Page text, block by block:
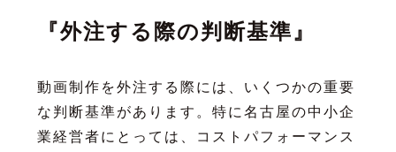
『外注する際の判断基準』
動画制作を外注する際には、いくつかの重要
な判断基準があります。特に名古屋の中小企
業経営者にとっては、コストパフォーマンス